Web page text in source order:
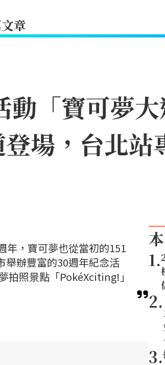
章
「寶可夢大
場，台北站
年，寶可夢也從當初的151
舉辦豐富的30週年紀念活
拍照景點「PokéXciting!」
1.
2.
3.